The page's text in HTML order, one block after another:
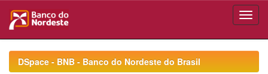
navigationDSpace - BNB - Banco do Nordeste do Brasil